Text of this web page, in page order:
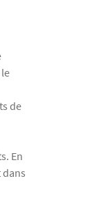
de
En
dans